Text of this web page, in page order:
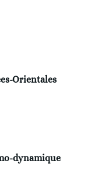
Orientales
dynamique